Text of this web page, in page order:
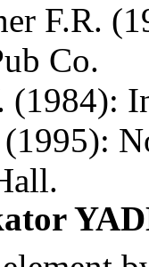
F.R.
Co.
(1984):